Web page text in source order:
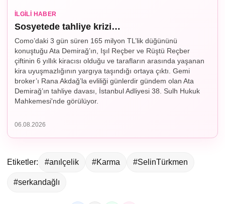
İLGILI HABER
Sosyetede tahliye krizi…
Como’daki 3 gün süren 165 milyon TL’lik düğününü
konuştuğu Ata Demirağ’ın, Işıl Reçber ve Rüştü Reçber
çiftinin 6 yıllık kiracısı olduğu ve tarafların arasında yaşanan
kira uyuşmazlığının yargıya taşındığı ortaya çıktı. Gemi
broker’ı Rana Akdağ’la evliliği günlerdir gündem olan Ata
Demirağ’ın tahliye davası, İstanbul Adliyesi 38. Sulh Hukuk
Mahkemesi'nde görülüyor.
06.08.2026
Etiketler: #anılçelik #Karma #SelinTürkmen
#serkandağlı